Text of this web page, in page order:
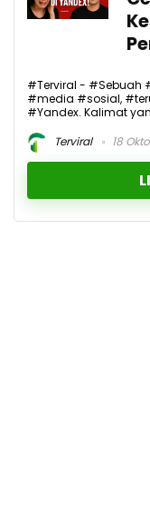
#Terviral -
#media #sosial,
#Yandex. Kalimat
Terviral
18